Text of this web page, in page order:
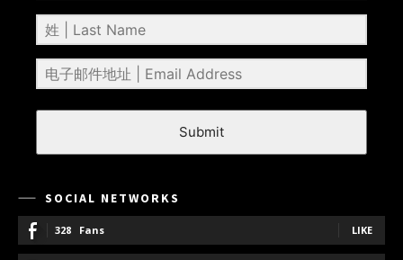
Submit
SOCIAL NETWORKS
328 Fans LIKE